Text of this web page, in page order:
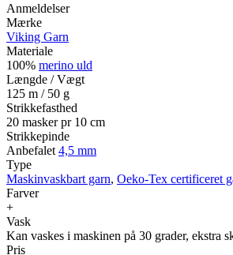
Anmeldelser
Mærke
Viking Garn
Materiale
100% merino uld
Længde / Vægt
125 m / 50 g
Strikkefasthed
20 masker pr 10 cm
Strikkepinde
Anbefalet 4,5 mm
Type
Maskinvaskbart garn, Oeko-Tex certificeret
Farver
+
Vask
Kan vaskes i maskinen på 30 grader, ekstra
Pris